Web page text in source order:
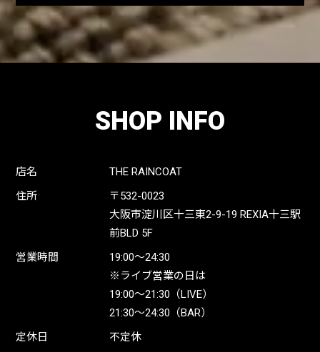
SHOP INFO
店名
THE RAINCOAT
住所
〒532-0023
大阪市淀川区十三東2-9-19 REXIA十三駅
前BLD 5F
営業時間
19:00〜24:30
※ライブ営業の日は
19:00〜21:30（LIVE）
21:30〜24:30（BAR）
定休日
不定休